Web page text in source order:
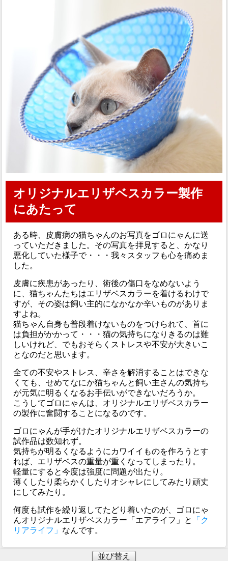
オリジナルエリザベスカラー製作
にあたって
ある時、皮膚病の猫ちゃんのお写真をゴロにゃんに送
っていただきました。その写真を拝見すると、かなり
悪化していた様子で・・・我々スタッフも心を痛めま
した。
皮膚に疾患があったり、術後の傷口をなめないよう
に、猫ちゃんたちはエリザベスカラーを着けるわけで
すが、その姿は飼い主的になかなか辛いものがありま
すよね。
猫ちゃん自身も普段着けないものをつけられて、首に
は負担がかかって・・・猫の気持ちになりきるのは難
しいけれど、でもおそらくストレスや不安が大きいこ
となのだと思います。
全ての不安やストレス、辛さを解消することはできな
くても、せめてなにか猫ちゃんと飼い主さんの気持ち
が元気に明るくなるお手伝いができないだろうか。
こうしてゴロにゃんは、オリジナルエリザベスカラー
の製作に奮闘することになるのです。
ゴロにゃんが手がけたオリジナルエリザベスカラーの
試作品は数知れず。
気持ちが明るくなるようにカワイイものを作ろうとす
れば、エリザベスの重量が重くなってしまったり。
軽量にすると今度は強度に問題が出たり。
薄くしたり柔らかくしたりオシャレにしてみたり頑丈
にしてみたり。
何度も試作を繰り返してたどり着いたのが、ゴロにゃ
んオリジナルエリザベスカラー「エアライフ」と
「ク
リアライフ」 なんです。
並び替え